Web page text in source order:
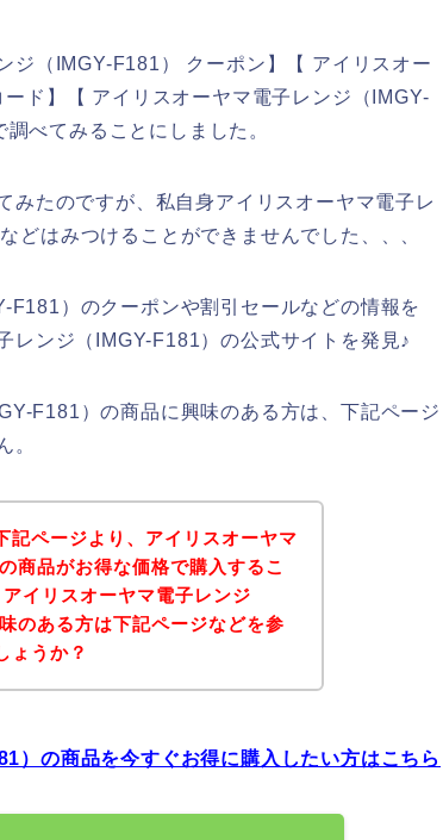
ジ（IMGY-F181） クーポン】【 アイリスオー
ド】【 アイリスオーヤマ電子レンジ（IMGY-
べてみることにしました。
みたのですが、私自身アイリスオーヤマ電子レ
どはみつけることができませんでした、、、
F181）のクーポンや割引セールなどの情報を
レンジ（IMGY-F181）の公式サイトを発見♪
F181）の商品に興味のある方は、下記ページ
。
記ページより、アイリスオーヤマ
商品がお得な価格で購入するこ
イリスオーヤマ電子レンジ
のある方は下記ページなどを参
ょうか？
）の商品を今すぐお得に購入したい方はこちら